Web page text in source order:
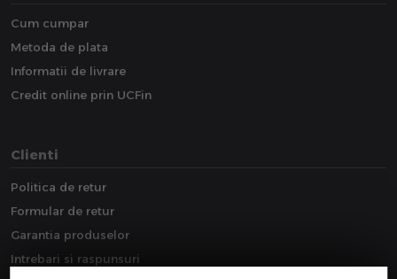
Cum cumpar
Metoda de plata
Informatii de livrare
Credit online prin UCFin
Clienti
Politica de retur
Formular de retur
Garantia produselor
Intrebari si raspunsuri